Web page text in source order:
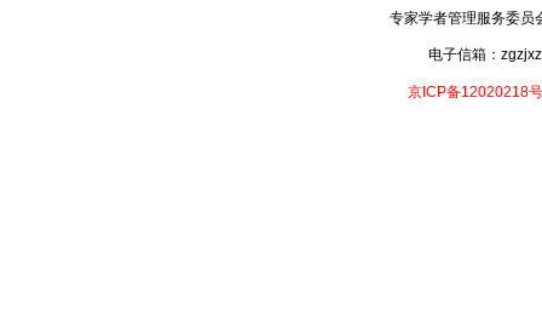
专家学者管理服务委员
电子信箱：
京ICP备12020218